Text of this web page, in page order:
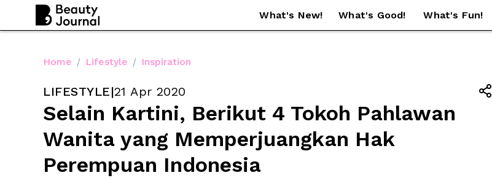
What's New! What's Good! What's Fun!
Home / Lifestyle / Inspiration
LIFESTYLE|21 Apr 2020
Selain Kartini, Berikut 4 Tokoh Pahlawan
Wanita yang Memperjuangkan Hak
Perempuan Indonesia
